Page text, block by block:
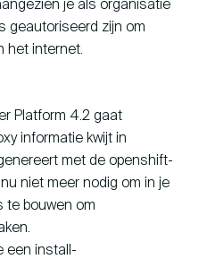
je als organisatie
geautoriseerd zijn om
het internet.
Platform 4.2 gaat
informatie kwijt in
met de openshift-
niet meer nodig om in je
te bouwen om
een install-